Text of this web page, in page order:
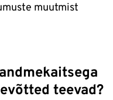
muutmist
teevad?